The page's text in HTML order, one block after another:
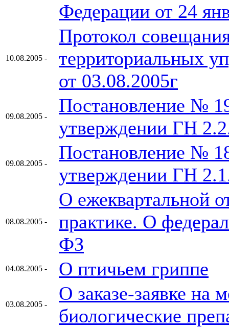
Федерации от 24
10.08.2005 -
Протокол
территориальных
от 03.08.2005г
09.08.2005 -
Постановление №
утверждении ГН
09.08.2005 -
Постановление №
утверждении ГН
08.08.2005 -
О ежеквартальной
практике. О
ФЗ
04.08.2005 - О птичьем гриппе
03.08.2005 -
О заказе-заявке на
биологические